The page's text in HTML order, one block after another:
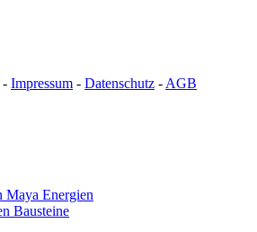
- Impressum - Datenschutz - AGB
Maya Energien
Bausteine